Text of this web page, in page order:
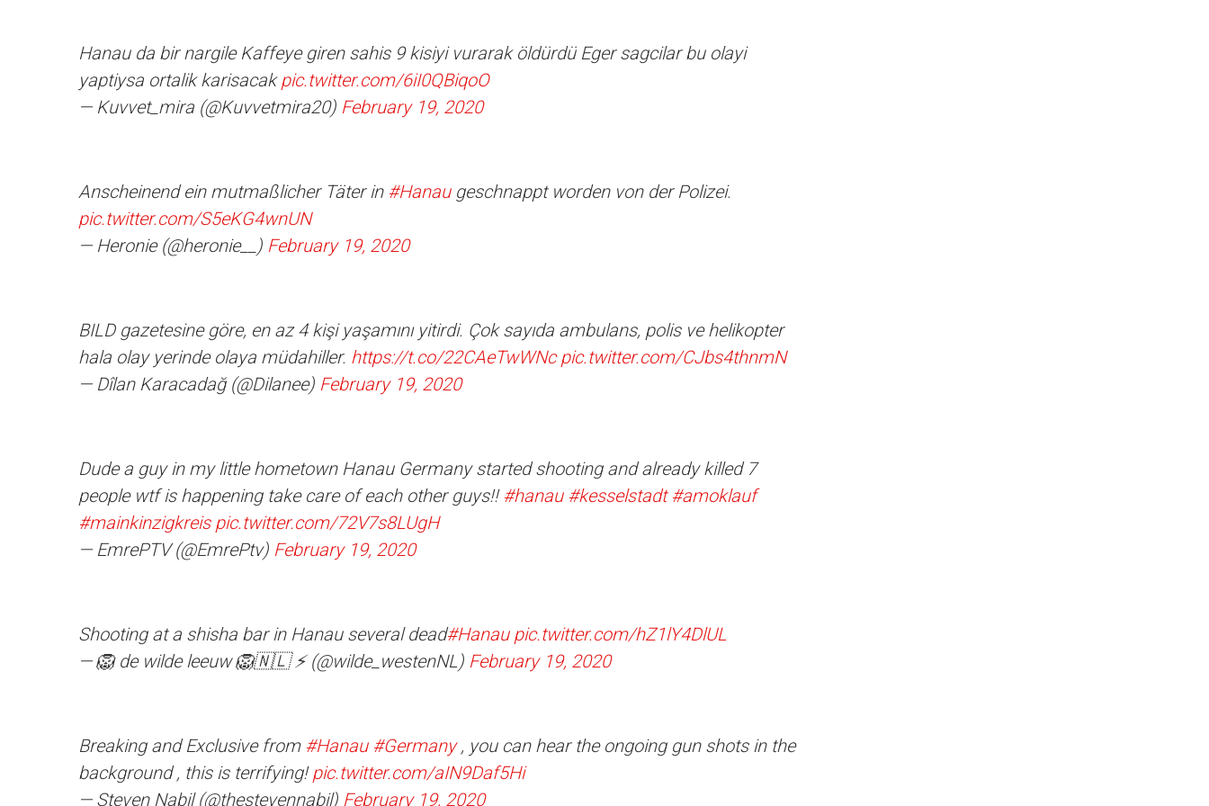
Hanau da bir nargile Kaffeye giren sahis 9 kisiyi vurarak öldürdü Eger sagcilar bu olayi
yaptiysa ortalik karisacakpic.twitter.com/6iI0QBiqoO
— Kuvvet_mira (@Kuvvetmira20) February 19, 2020
Anscheinend ein mutmaßlicher Täter in #Hanaugeschnappt worden von der Polizei.
pic.twitter.com/S5eKG4wnUN
— Heronie (@heronie__) February 19, 2020
BILD gazetesine göre, en az 4 kişi yaşamını yitirdi. Çok sayıda ambulans, polis ve helikopter
hala olay yerinde olaya müdahiller. https://t.co/22CAeTwWNc pic.twitter.com/CJbs4thnmN
— Dîlan Karacadağ (@Dilanee) February 19, 2020
Dude a guy in my little hometown Hanau Germany started shooting and already killed 7
people wtf is happening take care of each other guys!! #hanau #kesselstadt #amoklauf
#mainkinzigkreis pic.twitter.com/72V7s8LUgH
— EmrePTV (@EmrePtv) February 19, 2020
Shooting at a shisha bar in Hanau several dead#Hanau pic.twitter.com/hZ1lY4DlUL
— 🦁 de wilde leeuw 🦁🇳🇱 ⚡ (@wilde_westenNL) February 19, 2020
Breaking and Exclusive from #Hanau #Germany, you can hear the ongoing gun shots in the
background , this is terrifying!pic.twitter.com/aIN9Daf5Hi
— Steven Nabil (@thestevennabil) February 19, 2020